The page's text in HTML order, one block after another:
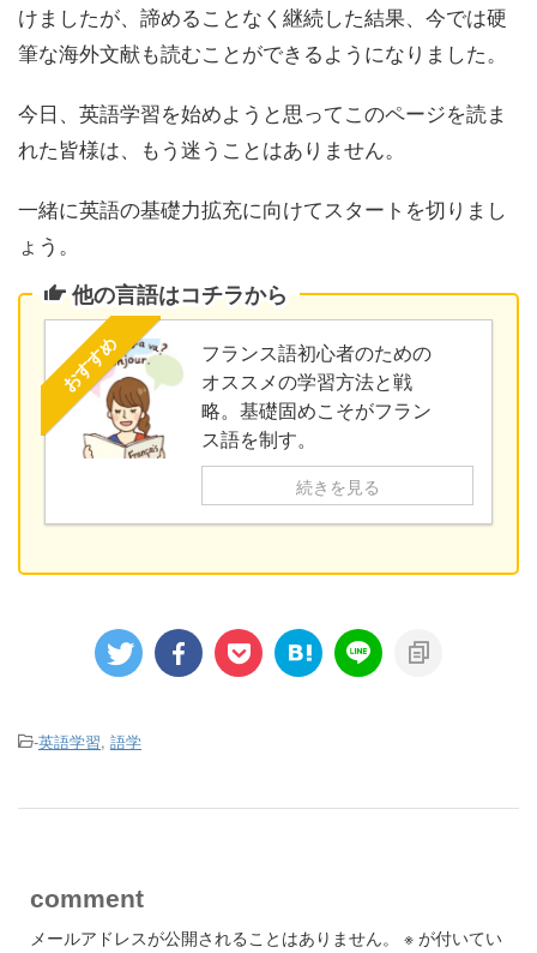
けましたが、諦めることなく継続した結果、今では硬
筆な海外文献も読むことができるようになりました。
今日、英語学習を始めようと思ってこのページを読ま
れた皆様は、もう迷うことはありません。
一緒に英語の基礎力拡充に向けてスタートを切りまし
ょう。
他の言語はコチラから
おすすめ
フランス語初心者のための
オススメの学習方法と戦
略。基礎固めこそがフラン
ス語を制す。
続きを見る
-英語学習, 語学
comment
メールアドレスが公開されることはありません。 ※ が付いてい